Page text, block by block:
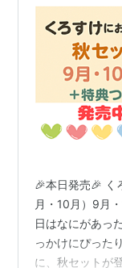
🎉本日発売🎉 く
月・10月）9月
日はなにがあっ
っかけにぴった
に、秋セットが